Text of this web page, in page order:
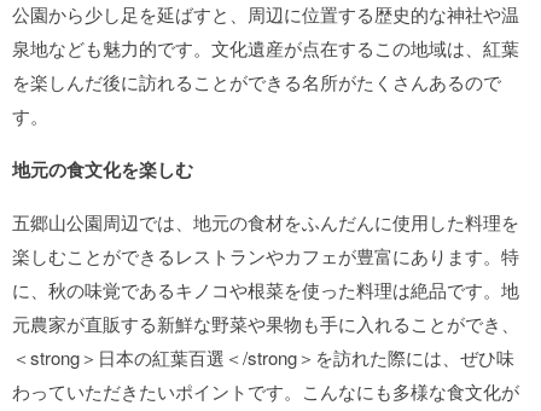
公園から少し足を延ばすと、周辺に位置する歴史的な神社や温
泉地なども魅力的です。文化遺産が点在するこの地域は、紅葉
を楽しんだ後に訪れることができる名所がたくさんあるので
す。
地元の食文化を楽しむ
五郷山公園周辺では、地元の食材をふんだんに使用した料理を
楽しむことができるレストランやカフェが豊富にあります。特
に、秋の味覚であるキノコや根菜を使った料理は絶品です。地
元農家が直販する新鮮な野菜や果物も手に入れることができ、
＜strong＞日本の紅葉百選＜/strong＞を訪れた際には、ぜひ味
わっていただきたいポイントです。こんなにも多様な食文化が